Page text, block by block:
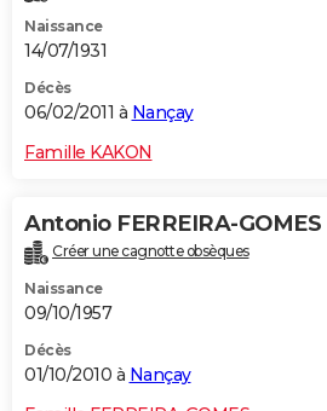
Naissance
14/07/1931
Décès
06/02/2011 à Nançay
Famille KAKON
Antonio FERREIRA-GOMES
Créer une cagnotte obsèques
Naissance
09/10/1957
Décès
01/10/2010 à Nançay